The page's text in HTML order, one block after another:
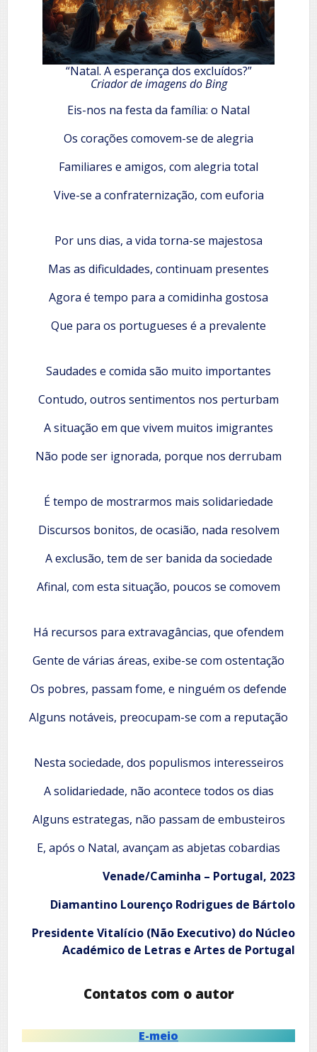
“Natal. A esperança dos excluídos?”
Criador de imagens do Bing
Eis-nos na festa da família: o Natal
Os corações comovem-se de alegria
Familiares e amigos, com alegria total
Vive-se a confraternização, com euforia
Por uns dias, a vida torna-se majestosa
Mas as dificuldades, continuam presentes
Agora é tempo para a comidinha gostosa
Que para os portugueses é a prevalente
Saudades e comida são muito importantes
Contudo, outros sentimentos nos perturbam
A situação em que vivem muitos imigrantes
Não pode ser ignorada, porque nos derrubam
É tempo de mostrarmos mais solidariedade
Discursos bonitos, de ocasião, nada resolvem
A exclusão, tem de ser banida da sociedade
Afinal, com esta situação, poucos se comovem
Há recursos para extravagâncias, que ofendem
Gente de várias áreas, exibe-se com ostentação
Os pobres, passam fome, e ninguém os defende
Alguns notáveis, preocupam-se com a reputação
Nesta sociedade, dos populismos interesseiros
A solidariedade, não acontece todos os dias
Alguns estrategas, não passam de embusteiros
E, após o Natal, avançam as abjetas cobardias
Venade/Caminha – Portugal, 2023
Diamantino Lourenço Rodrigues de Bártolo
Presidente Vitalício (Não Executivo) do Núcleo
Académico de Letras e Artes de Portugal
Contatos com o autor
E-meio